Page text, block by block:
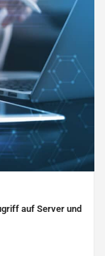
auf Server und